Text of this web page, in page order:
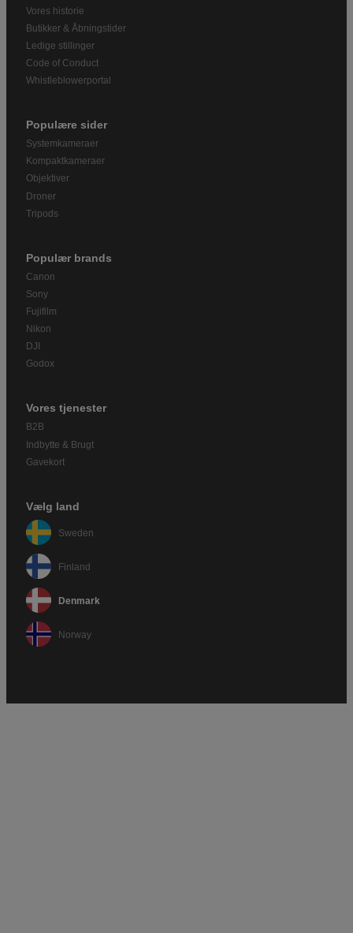
Vores historie
Butikker & Åbningstider
Ledige stillinger
Code of Conduct
Whistleblowerportal
Populære sider
Systemkameraer
Kompaktkameraer
Objektiver
Droner
Tripods
Populær brands
Canon
Sony
Fujifilm
Nikon
DJI
Godox
Vores tjenester
B2B
Indbytte & Brugt
Gavekort
Vælg land
Sweden
Finland
Denmark
Norway